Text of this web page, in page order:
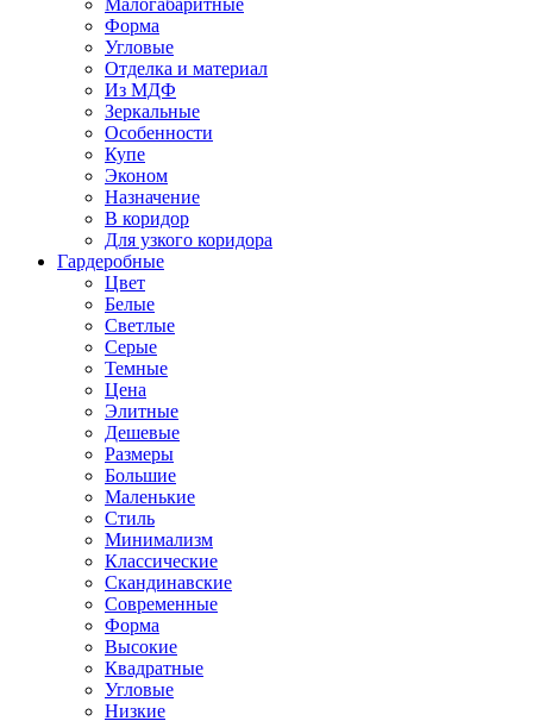
Малогабаритные
Форма
Угловые
Отделка и материал
Из МДФ
Зеркальные
Особенности
Купе
Эконом
Назначение
В коридор
Для узкого коридора
Гардеробные
Цвет
Белые
Светлые
Серые
Темные
Цена
Элитные
Дешевые
Размеры
Большие
Маленькие
Стиль
Минимализм
Классические
Скандинавские
Современные
Форма
Высокие
Квадратные
Угловые
Низкие